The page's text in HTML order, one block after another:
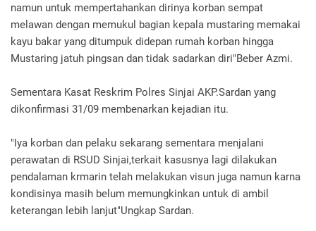
namun untuk mempertahankan dirinya korban sempat
melawan dengan memukul bagian kepala mustaring memakai
kayu bakar yang ditumpuk didepan rumah korban hingga
Mustaring jatuh pingsan dan tidak sadarkan diri"Beber Azmi.
Sementara Kasat Reskrim Polres Sinjai AKP.Sardan yang
dikonfirmasi 31/09 membenarkan kejadian itu.
"Iya korban dan pelaku sekarang sementara menjalani
perawatan di RSUD Sinjai,terkait kasusnya lagi dilakukan
pendalaman krmarin telah melakukan visun juga namun karna
kondisinya masih belum memungkinkan untuk di ambil
keterangan lebih lanjut"Ungkap Sardan.